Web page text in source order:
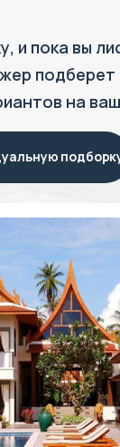
и пока вы
подберет
на